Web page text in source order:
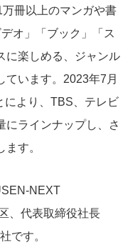
冊以上のマンガや書
オ」「ブック」「ス
に楽しめる、ジャンル
ています。2023年7月
により、TBS、テレビ
にラインナップし、さ
す。
NEXT
、代表取締役社長
です。